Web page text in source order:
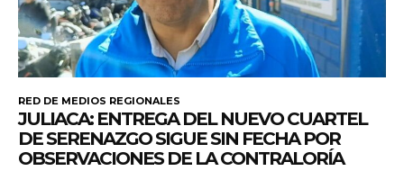
RED DE MEDIOS REGIONALES
JULIACA: ENTREGA DEL NUEVO CUARTEL
DE SERENAZGO SIGUE SIN FECHA POR
OBSERVACIONES DE LA CONTRALORÍA